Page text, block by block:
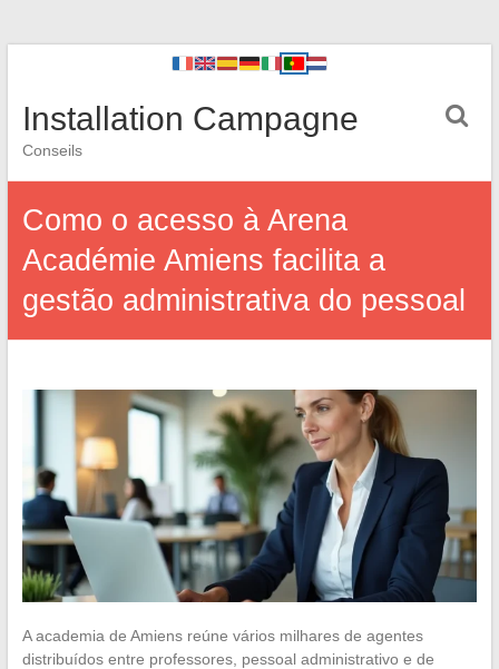
Installation Campagne
Conseils
Como o acesso à Arena
Académie Amiens facilita a
gestão administrativa do pessoal
A academia de Amiens reúne vários milhares de agentes
distribuídos entre professores, pessoal administrativo e de